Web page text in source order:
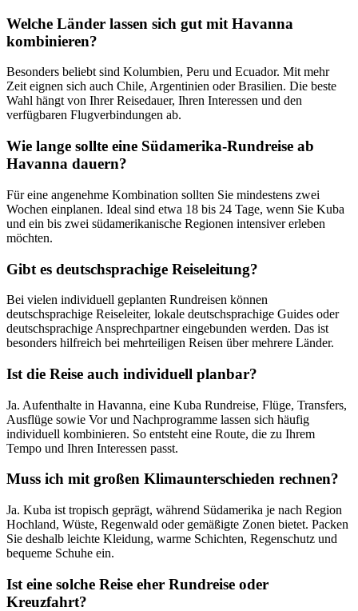
Welche Länder lassen sich gut mit Havanna
kombinieren?
Besonders beliebt sind Kolumbien, Peru und Ecuador. Mit mehr
Zeit eignen sich auch Chile, Argentinien oder Brasilien. Die beste
Wahl hängt von Ihrer Reisedauer, Ihren Interessen und den
verfügbaren Flugverbindungen ab.
Wie lange sollte eine Südamerika-Rundreise ab
Havanna dauern?
Für eine angenehme Kombination sollten Sie mindestens zwei
Wochen einplanen. Ideal sind etwa 18 bis 24 Tage, wenn Sie Kuba
und ein bis zwei südamerikanische Regionen intensiver erleben
möchten.
Gibt es deutschsprachige Reiseleitung?
Bei vielen individuell geplanten Rundreisen können
deutschsprachige Reiseleiter, lokale deutschsprachige Guides oder
deutschsprachige Ansprechpartner eingebunden werden. Das ist
besonders hilfreich bei mehrteiligen Reisen über mehrere Länder.
Ist die Reise auch individuell planbar?
Ja. Aufenthalte in Havanna, eine Kuba Rundreise, Flüge, Transfers,
Ausflüge sowie Vor und Nachprogramme lassen sich häufig
individuell kombinieren. So entsteht eine Route, die zu Ihrem
Tempo und Ihren Interessen passt.
Muss ich mit großen Klimaunterschieden rechnen?
Ja. Kuba ist tropisch geprägt, während Südamerika je nach Region
Hochland, Wüste, Regenwald oder gemäßigte Zonen bietet. Packen
Sie deshalb leichte Kleidung, warme Schichten, Regenschutz und
bequeme Schuhe ein.
Ist eine solche Reise eher Rundreise oder
Kreuzfahrt?